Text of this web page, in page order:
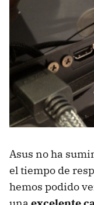
Asus no ha
el tiempo de
hemos podido